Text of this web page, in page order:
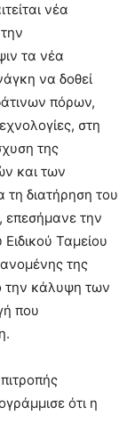
νέα
τα νέα
να δοθεί
πόρων,
στη
της
και των
τη διατήρηση του
την
Ταμείου
της
την κάλυψη των
που
ότι η